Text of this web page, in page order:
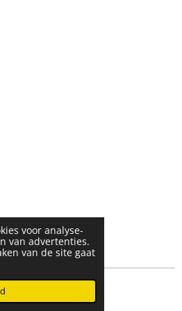
voor analyse-
van advertenties.
van de site gaat